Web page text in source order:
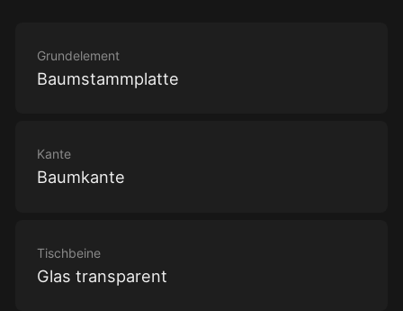
Grundelement
Baumstammplatte
Kante
Baumkante
Tischbeine
Glas transparent